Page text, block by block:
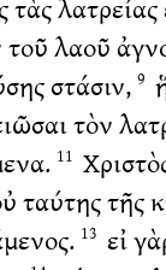
λατρείας
τοῦ λαοῦ
στάσιν, 9
τὸν
11
ταύτης τῆς
13 εἰ